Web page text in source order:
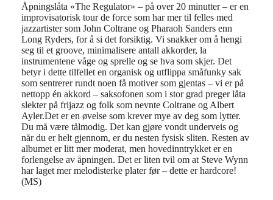
Åpningslåta «The Regulator» – på over 20 minutter – er en
improvisatorisk tour de force som har mer til felles med
jazzartister som John Coltrane og Pharaoh Sanders enn
Long Ryders, for å si det forsiktig. Vi snakker om å hengi
seg til et groove, minimalisere antall akkorder, la
instrumentene våge og sprelle og se hva som skjer. Det
betyr i dette tilfellet en organisk og utflippa småfunky sak
som sentrerer rundt noen få motiver som gjentas – vi er på
nettopp én akkord – saksofonen som i stor grad preger låta
slekter på frijazz og folk som nevnte Coltrane og Albert
Ayler.Det er en øvelse som krever mye av deg som lytter.
Du må være tålmodig. Det kan gjøre vondt underveis og
når du er helt gjennom, er du nesten fysisk sliten. Resten av
albumet er litt mer moderat, men hovedinntrykket er en
forlengelse av åpningen. Det er liten tvil om at Steve Wynn
har laget mer melodisterke plater før – dette er hardcore!
(MS)